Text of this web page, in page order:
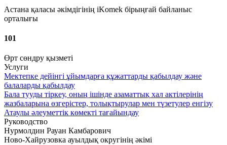
Астана қаласы әкімдігінің iKomek бірыңғай байланыс
орталығы
101
Өрт сөндру қызметі
Услуги
Мектепке дейінгі ұйымдарға құжаттарды қабылдау және
балаларды қабылдау
Бала тууды тіркеу, оның ішінде азаматтық хал актілерінің
жазбаларына өзгерістер, толықтырулар мен түзетулер енгізу
Атаулы әлеуметтік көмекті тағайындау
Руководство
Нурмолдин Рауан Камбарович
Ново-Хайрузовка ауылдық округінің әкімі